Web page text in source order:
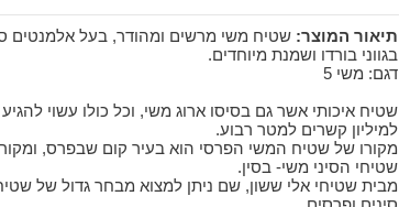
תיאור המוצר: שטיח משי מרשים ומהודר, בעל אלמנטים
בגווני בורדו ושמנת מיוחדים.
דגם: משי 5
שטיח איכותי אשר גם בסיסו ארוג משי, וכל כולו עשוי
למיליון קשרים למטר רבוע.
מקורו של שטיח המשי הפרסי הוא בעיר קום שבפרס,
שטיחי הסיני משי- בסין.
מבית שטיחי אלי ששון, שם ניתן למצוא מבחר גדול של